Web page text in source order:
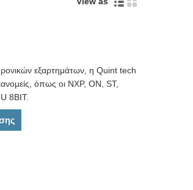
εξαρτημάτων, η Quint tech
όπως οι NXP, ON, ST,
8BIT.